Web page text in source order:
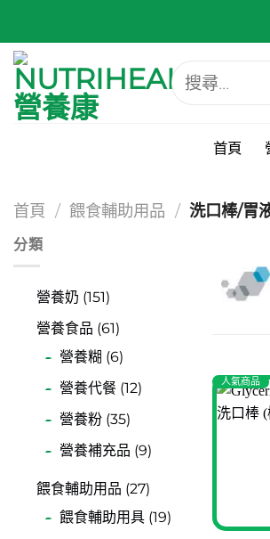
搜
尋
首頁
首頁 / 餵食輔助用品 / 洗口棒/胃
分類
營養奶 (151)
營養食品 (61)
營養糊 (6)
營養代餐 (12)
營養粉 (35)
營養補充品 (9)
餵食輔助用品 (27)
餵食輔助用具 (19)
人氣商品